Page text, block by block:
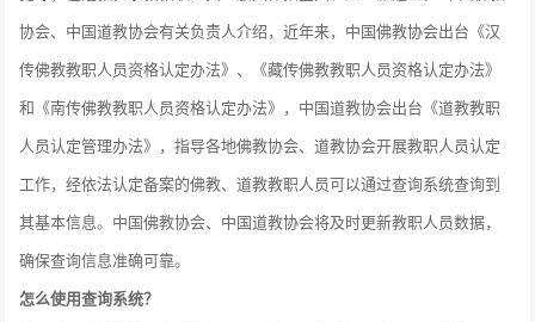
协会、中国道教协会有关负责人介绍，近年来，中国佛教协会出台《汉
传佛教教职人员资格认定办法》、《藏传佛教教职人员资格认定办法》
和《南传佛教教职人员资格认定办法》，中国道教协会出台《道教教职
人员认定管理办法》，指导各地佛教协会、道教协会开展教职人员认定
工作，经依法认定备案的佛教、道教教职人员可以通过查询系统查询到
其基本信息。中国佛教协会、中国道教协会将及时更新教职人员数据，
确保查询信息准确可靠。
怎么使用查询系统？